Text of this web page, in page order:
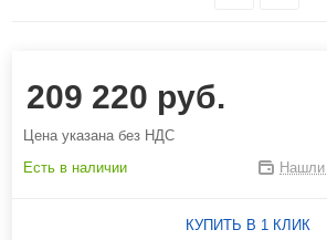
209 220 руб.
Цена указана без НДС
Есть в наличии
КУПИТЬ В 1 КЛИК